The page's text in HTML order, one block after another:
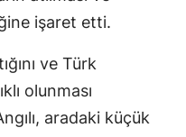
işaret etti.
ve Türk
olunması
aradaki küçük